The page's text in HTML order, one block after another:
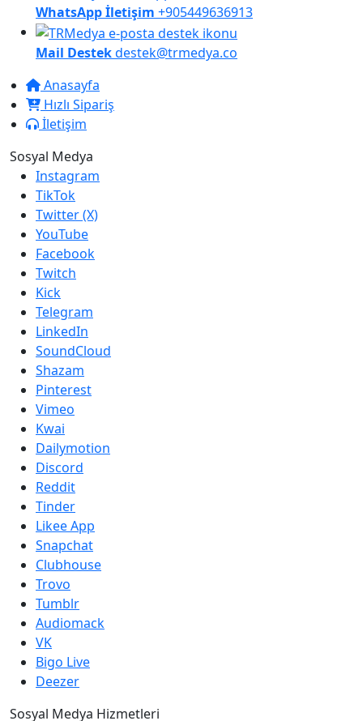
WhatsApp İletişim +905449636913
Mail Destekdestek@trmedya.co
Anasayfa
Hızlı Sipariş
İletişim
Sosyal Medya
Instagram
TikTok
Twitter (X)
YouTube
Facebook
Twitch
Kick
Telegram
LinkedIn
SoundCloud
Shazam
Pinterest
Vimeo
Kwai
Dailymotion
Discord
Reddit
Tinder
Likee App
Snapchat
Clubhouse
Trovo
Tumblr
Audiomack
VK
Bigo Live
Deezer
Sosyal Medya Hizmetleri